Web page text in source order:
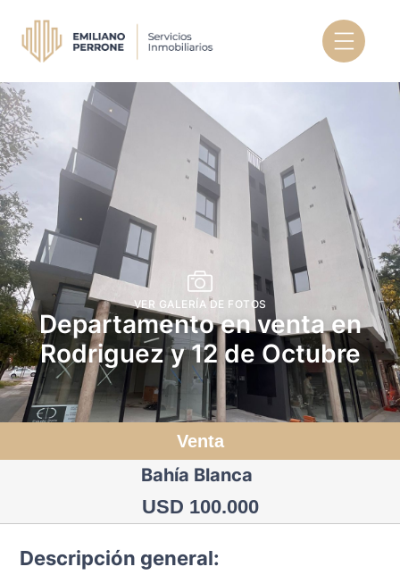
VER GALERÍA DE FOTOS
Departamento en venta en
Rodriguez y 12 de Octubre
Bahía Blanca
USD 100.000
Venta
Descripción general: